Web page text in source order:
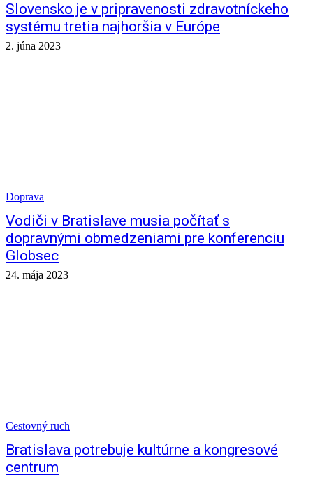
Slovensko je v pripravenosti zdravotníckeho
systému tretia najhoršia v Európe
2. júna 2023
Doprava
Vodiči v Bratislave musia počítať s
dopravnými obmedzeniami pre konferenciu
Globsec
24. mája 2023
Cestovný ruch
Bratislava potrebuje kultúrne a kongresové
centrum